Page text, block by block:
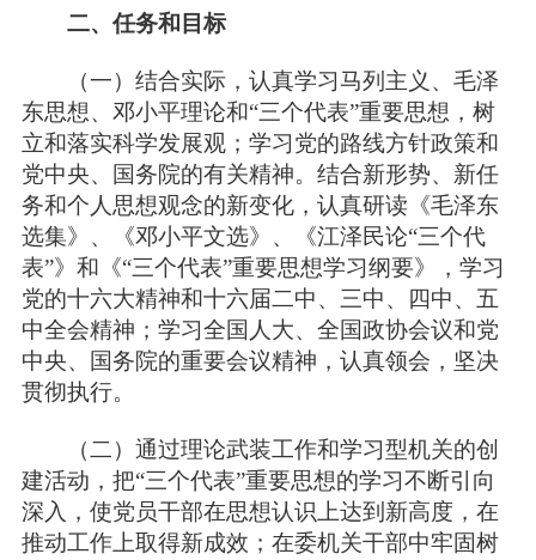
二、任务和目标
（一）结合实际，认真学习马列主义、毛泽
东思想、邓小平理论和“三个代表”重要思想，树
立和落实科学发展观；学习党的路线方针政策和
党中央、国务院的有关精神。结合新形势、新任
务和个人思想观念的新变化，认真研读《毛泽东
选集》、《邓小平文选》、《江泽民论“三个代
表”》和《“三个代表”重要思想学习纲要》，学习
党的十六大精神和十六届二中、三中、四中、五
中全会精神；学习全国人大、全国政协会议和党
中央、国务院的重要会议精神，认真领会，坚决
贯彻执行。
（二）通过理论武装工作和学习型机关的创
建活动，把“三个代表”重要思想的学习不断引向
深入，使党员干部在思想认识上达到新高度，在
推动工作上取得新成效；在委机关干部中牢固树